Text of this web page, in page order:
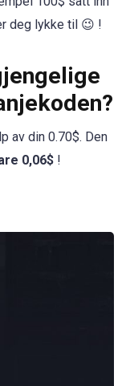
deg lykke til 😉 !
av din 0.70$. Den
0,06$ !